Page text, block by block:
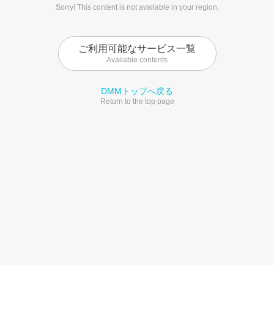
Sorry! This content is not available in your region.
ご利用可能なサービス一覧
Available contents
DMMトップへ戻る
Return to the top page